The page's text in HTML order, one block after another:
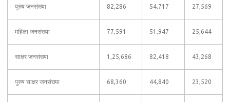
पुरुष जनसंख्या 82,286 54,717 27,569
महिला जनसंख्या 77,591 51,947 25,644
साक्षर जनसंख्या 1,25,686 82,418 43,268
पुरुष साक्षर जनसंख्या 68,360 44,840 23,520